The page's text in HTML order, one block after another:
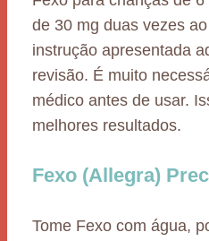
de 30 mg duas vezes
instrução apresentada
revisão. É muito
médico antes de usar.
melhores resultados.
Fexo (Allegra)
Tome Fexo com água,